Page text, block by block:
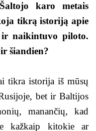
karo metais
tikrą istoriją apie
naikintuvo piloto.
šiandien?
tikra istorija iš mūsų
bet ir Baltijos
manančių, kad
kažkaip kitokie ar